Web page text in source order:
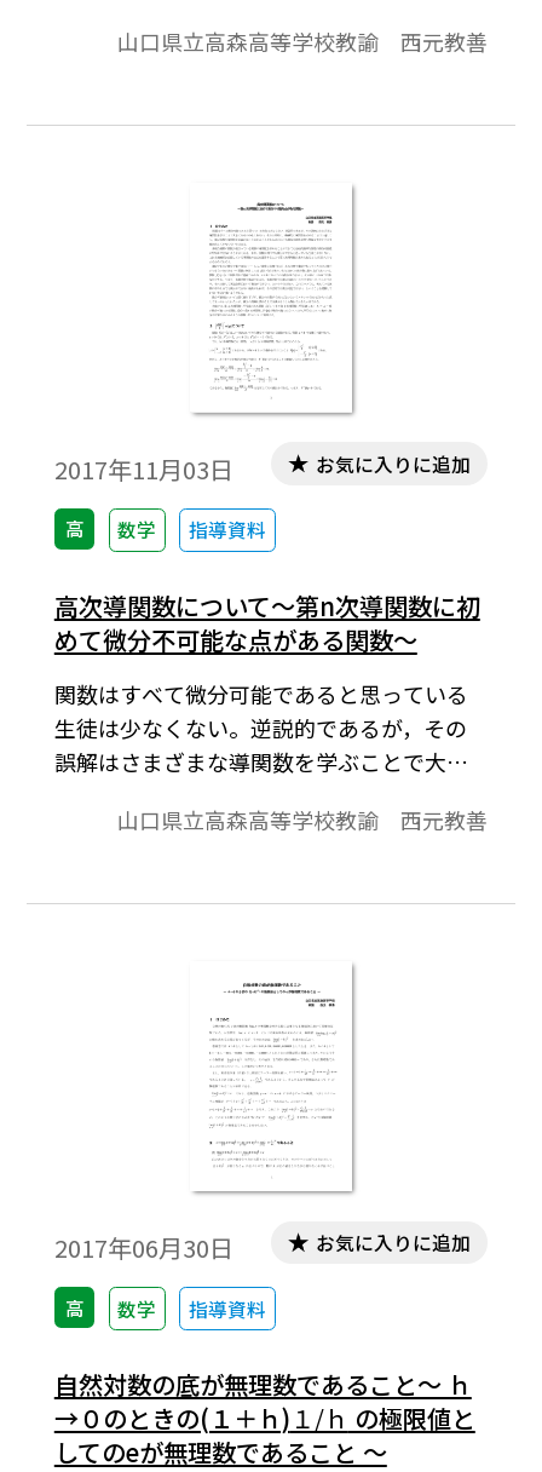
が，では第２次導関数ｄ2ｙ/ｄ2ｘはどうな
ｇ”(ｘ)/f”(ｘ)として計算をしてはいけない
ように考えたのか聞いてみた。生徒の考え
は，「合成関数の微分法も逆関数の微分法
も形の上では分数計算と同様な処理ができ
る。媒介変数で表された関数でもそうであ
る。Yの第１次導関数ｄｙ/ｄｘがｇ’(t)/f'(t)
ｇ”(t)/f”(t) ではないのか。しかし，これで
計算すると答が合わない。どうしてなの
か…。」 本稿は，媒介変数表示された関
数の第２次導関数について，生徒の抱いた
疑問を題材に考察したものである。※文中
の数式は，「Tosho数式エディタ」で作成さ
れています。ワード文書で数式を正しく表示
するためには，「Tosho数式エディタ」が導
入されていることが必要です。無償ダウンロ
ードはこちら→無償ダウンロードのご案内
山口県立高森高等学校教諭 西元教善
2017年11月03日
高 数学 指導資料
お気に入りに追加
高次導関数について～第n次導関数に初
めて微分不可能な点がある関数～
関数はすべて微分可能であると思っている
生徒は少なくない。逆説的であるが，その
誤解はさまざまな導関数を学ぶことで大き
械的に導関数を求めることは上達しても，
とやある点における微分可能性を問う問題
える。※文中の数式は，「Tosho数式エディ
タ」で作成されています。ワード文書で数式
を正しく表示するためには，「Tosho数式エ
ディタ」が導入されていることが必要です。
無償ダウンロードはこちら→無償ダウンロ
山口県立高森高等学校教諭 西元教善
2017年06月30日
高 数学 指導資料
お気に入りに追加
自然対数の底が無理数であること～ ｈ
→０のときの(１＋ｈ) １/ｈ の極限値と
してのeが無理数であること ～